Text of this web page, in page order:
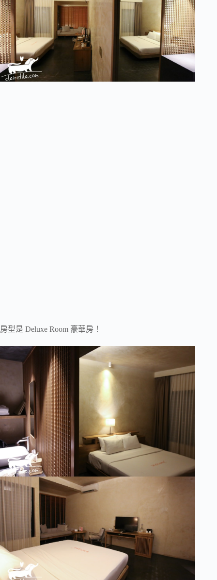
房型是 Deluxe Room 豪華房！